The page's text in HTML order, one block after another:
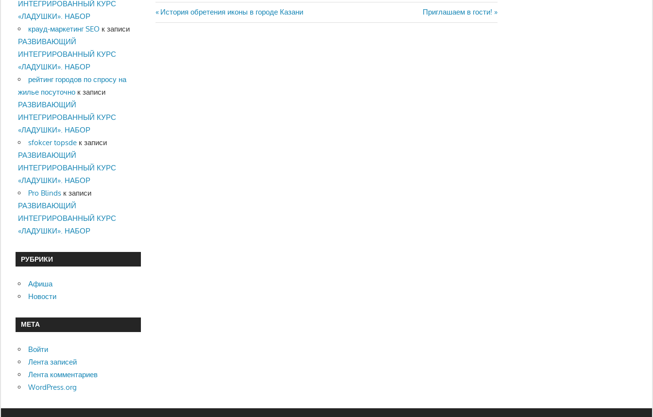
Навигация
Предыдущий:
История обретения иконы в городе Казани Следующий:
Приглашаем в гости!
ИНТЕГРИРОВАННЫЙ КУРС
«ЛАДУШКИ». НАБОР
крауд-маркетинг SEO к записи
РАЗВИВАЮЩИЙ
ИНТЕГРИРОВАННЫЙ КУРС
«ЛАДУШКИ». НАБОР
рейтинг городов по спросу на
жилье посуточнок записи
РАЗВИВАЮЩИЙ
ИНТЕГРИРОВАННЫЙ КУРС
«ЛАДУШКИ». НАБОР
sfokcer topsdeк записи
РАЗВИВАЮЩИЙ
ИНТЕГРИРОВАННЫЙ КУРС
«ЛАДУШКИ». НАБОР
Pro Blindsк записи
РАЗВИВАЮЩИЙ
ИНТЕГРИРОВАННЫЙ КУРС
«ЛАДУШКИ». НАБОР
РУБРИКИ
Афиша
Новости
МЕТА
Войти
Лента записей
Лента комментариев
WordPress.org